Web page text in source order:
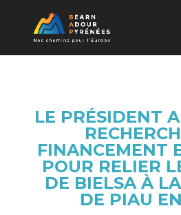
LE PRÉSIDENT
FINANCEMENT
POUR RELIER
DE BIELSA À
DE PIAU